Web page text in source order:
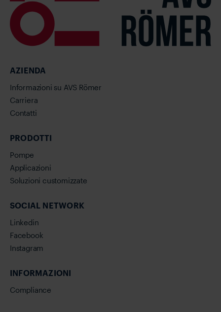
AZIENDA
Informazioni su AVS Römer
Carriera
Contatti
PRODOTTI
Pompe
Applicazioni
Soluzioni customizzate
SOCIAL NETWORK
Linkedin
Facebook
Instagram
INFORMAZIONI
Compliance